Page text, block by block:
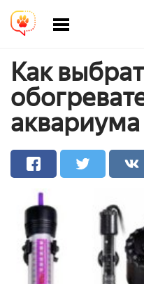
Как
аквариума